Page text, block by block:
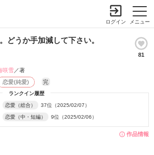
メニュー
ログイン
どうか手加減して下さい。
81
作品情報
ランクイン履歴
恋愛（総合） 37位（2025/02/07）
恋愛（中・短編） 9位（2025/02/06）
恋愛(純愛) 完
咲雪／著